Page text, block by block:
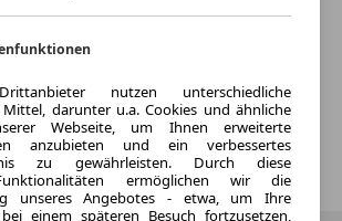
nutzen unterschiedliche
darunter u.a. Cookies und ähnliche
Webseite, um Ihnen erweiterte
anzubieten und ein verbessertes
zu gewährleisten. Durch diese
ermöglichen wir die
unseres Angebotes - etwa, um Ihre
einem späteren Besuch fortzusetzen,